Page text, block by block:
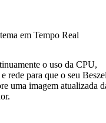
em Tempo Real
o uso da CPU,
rede para que o seu Beszel
uma imagem atualizada